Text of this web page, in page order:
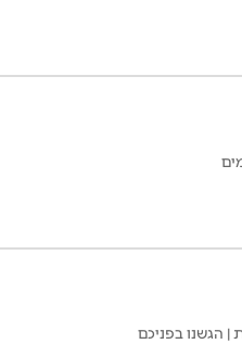
הגשנו בפניכם